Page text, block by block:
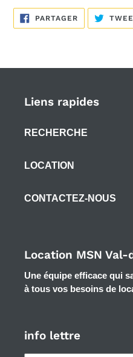
PARTAGERPARTAGER
FACEBOOK
Liens rapides
RECHERCHE
LOCATION
CONTACTEZ-NOUS
Location MSN Val-
Une équipe efficace qui
à tous vos besoins de
info lettre